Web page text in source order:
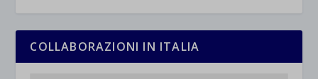
COLLABORAZIONI IN ITALIA